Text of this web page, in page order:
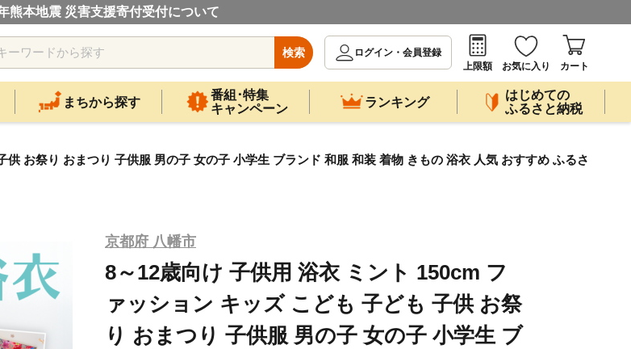
熊本地震 災害支援寄付受付について
検索
ログイン・会員登録
上限額
お気に入り カート
まちから探す
番組･特集
キャンペーン
ランキング
はじめての
ふるさと納税
お祭り おまつり 子供服 男の子 女の子 小学生 ブランド 和服 和装 着物 きもの 浴衣 人気 おすすめ ふるさ
京都府 八幡市
8～12歳向け 子供用 浴衣 ミント 150cm フ
ァッション キッズ こども 子ども 子供 お祭
り おまつり 子供服 男の子 女の子 小学生 ブ